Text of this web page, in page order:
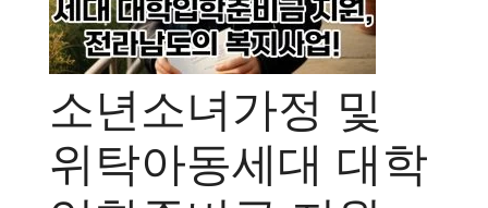
소년소녀가정 및
위탁아동세대 대학